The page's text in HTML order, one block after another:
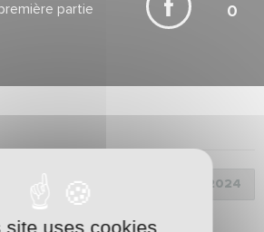
partie
0
de la saison :
site uses cookies